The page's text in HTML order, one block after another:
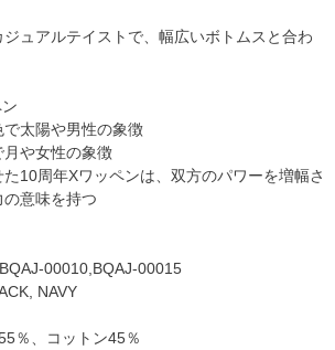
ジュアルテイストで、幅広いボトムスと合わ
で太陽や男性の象徴
月や女性の象徴
た10周年Xワッペンは、双方のパワーを増幅さ
意味を持つ
00010,BQAJ-00015
NAVY
％、コットン45％